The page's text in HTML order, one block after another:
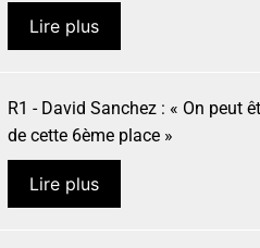
Lire plus
R1 - David Sanchez : « On peut
de cette 6ème place »
Lire plus